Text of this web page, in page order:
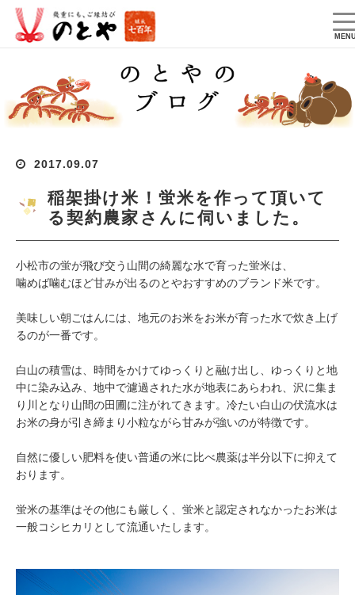
2017.09.07
稲架掛け米！蛍米を作って頂いて
る契約農家さんに伺いました。
小松市の蛍が飛び交う山間の綺麗な水で育った蛍米は、
噛めば噛むほど甘みが出るのとやおすすめのブランド米です。
美味しい朝ごはんには、地元のお米をお米が育った水で炊き上げ
るのが一番です。
白山の積雪は、時間をかけてゆっくりと融け出し、ゆっくりと地
中に染み込み、地中で濾過された水が地表にあらわれ、沢に集ま
り川となり山間の田圃に注がれてきます。冷たい白山の伏流水は
お米の身が引き締まり小粒ながら甘みが強いのが特徴です。
自然に優しい肥料を使い普通の米に比べ農薬は半分以下に抑えて
おります。
蛍米の基準はその他にも厳しく、蛍米と認定されなかったお米は
一般コシヒカリとして流通いたします。